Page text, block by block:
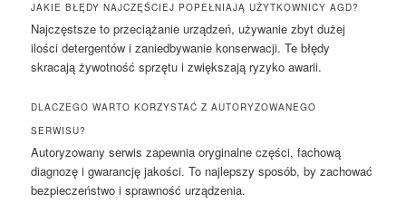
JAKIE BŁĘDY NAJCZĘŚCIEJ POPEŁNIAJĄ UŻYTKOWNICY AGD?
Najczęstsze to przeciążanie urządzeń, używanie zbyt dużej
ilości detergentów i zaniedbywanie konserwacji. Te błędy
skracają żywotność sprzętu i zwiększają ryzyko awarii.
DLACZEGO WARTO KORZYSTAĆ Z AUTORYZOWANEGO
SERWISU?
Autoryzowany serwis zapewnia oryginalne części, fachową
diagnozę i gwarancję jakości. To najlepszy sposób, by zachować
bezpieczeństwo i sprawność urządzenia.